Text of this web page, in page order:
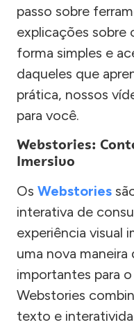
passo sobre
explicações
forma simples e
daqueles que
prática, nossos
para você.
Webstories:
Imersivo
Os Webstories
interativa de
experiência visual
uma nova
importantes para
Webstories
texto e